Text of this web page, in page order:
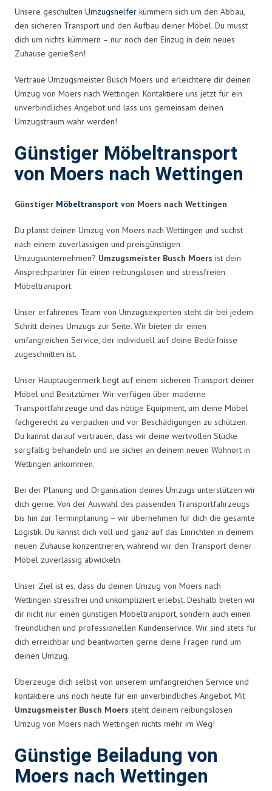
Unsere geschulten Umzugshelfer kümmern sich um den Abbau,
den sicheren Transport und den Aufbau deiner Möbel. Du musst
dich um nichts kümmern – nur noch den Einzug in dein neues
Zuhause genießen!
Vertraue Umzugsmeister Busch Moers und erleichtere dir deinen
Umzug von Moers nach Wettingen. Kontaktiere uns jetzt für ein
unverbindliches Angebot und lass uns gemeinsam deinen
Umzugstraum wahr werden!
Günstiger Möbeltransport
von Moers nach Wettingen
Günstiger Möbeltransport von Moers nach Wettingen
Du planst deinen Umzug von Moers nach Wettingen und suchst
nach einem zuverlässigen und preisgünstigen
Umzugsunternehmen? Umzugsmeister Busch Moers ist dein
Ansprechpartner für einen reibungslosen und stressfreien
Möbeltransport.
Unser erfahrenes Team von Umzugsexperten steht dir bei jedem
Schritt deines Umzugs zur Seite. Wir bieten dir einen
umfangreichen Service, der individuell auf deine Bedürfnisse
zugeschnitten ist.
Unser Hauptaugenmerk liegt auf einem sicheren Transport deiner
Möbel und Besitztümer. Wir verfügen über moderne
Transportfahrzeuge und das nötige Equipment, um deine Möbel
fachgerecht zu verpacken und vor Beschädigungen zu schützen.
Du kannst darauf vertrauen, dass wir deine wertvollen Stücke
sorgfältig behandeln und sie sicher an deinem neuen Wohnort in
Wettingen ankommen.
Bei der Planung und Organisation deines Umzugs unterstützen wir
dich gerne. Von der Auswahl des passenden Transportfahrzeugs
bis hin zur Terminplanung – wir übernehmen für dich die gesamte
Logistik. Du kannst dich voll und ganz auf das Einrichten in deinem
neuen Zuhause konzentrieren, während wir den Transport deiner
Möbel zuverlässig abwickeln.
Unser Ziel ist es, dass du deinen Umzug von Moers nach
Wettingen stressfrei und unkompliziert erlebst. Deshalb bieten wir
dir nicht nur einen günstigen Möbeltransport, sondern auch einen
freundlichen und professionellen Kundenservice. Wir sind stets für
dich erreichbar und beantworten gerne deine Fragen rund um
deinen Umzug.
Überzeuge dich selbst von unserem umfangreichen Service und
kontaktiere uns noch heute für ein unverbindliches Angebot. Mit
Umzugsmeister Busch Moers steht deinem reibungslosen
Umzug von Moers nach Wettingen nichts mehr im Weg!
Günstige Beiladung von
Moers nach Wettingen